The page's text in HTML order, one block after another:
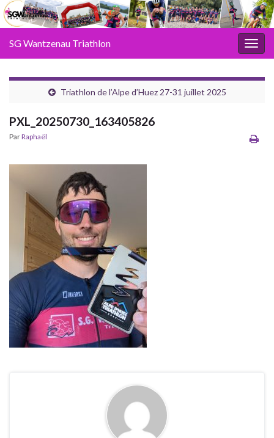
SG Wantzenau Triathlon
Triathlon de l’Alpe d’Huez 27-31 juillet 2025
PXL_20250730_163405826
ParRaphaël